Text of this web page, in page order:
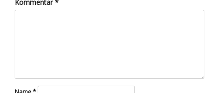
Kommentar*